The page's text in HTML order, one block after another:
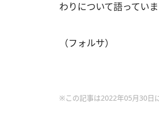
わりについて語っていま
（フォルサ）
※この記事は2022年05月30日